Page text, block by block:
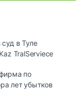
в Туле
TralServiece
по
лет убытков